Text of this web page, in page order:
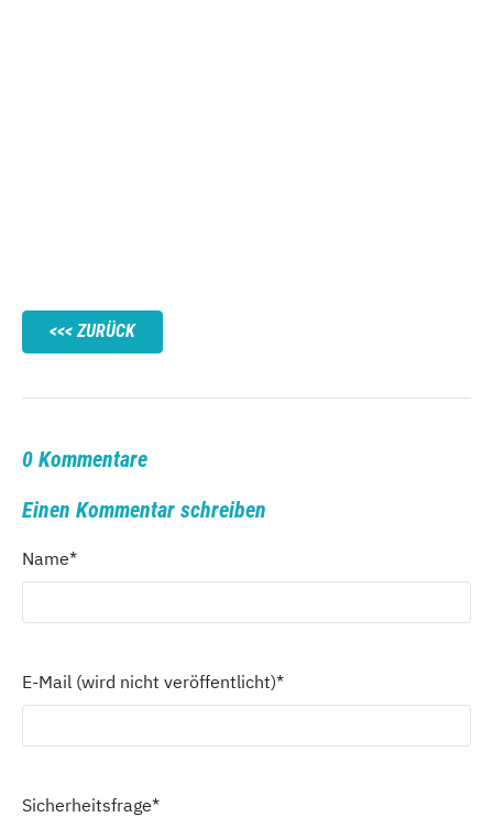
ZURÜCK
0 Kommentare
Einen Kommentar schreiben
Name*
E-Mail (wird nicht veröffentlicht)*
Sicherheitsfrage*